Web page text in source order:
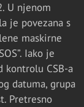
U njenom
je povezana s
maskirne
Iako je
kontrolu CSB-a
datuma, grupa
Pretresno